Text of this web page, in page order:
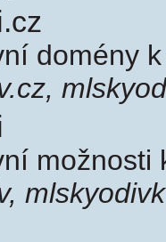
domény
možnosti
mlskyodivk